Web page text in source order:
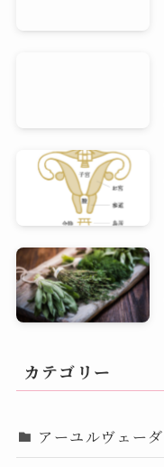
カテゴリー
アーユルヴェーダ